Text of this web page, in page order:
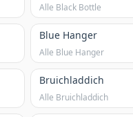
Alle Black Bottle
Blue Hanger
Alle Blue Hanger
Bruichladdich
Alle Bruichladdich